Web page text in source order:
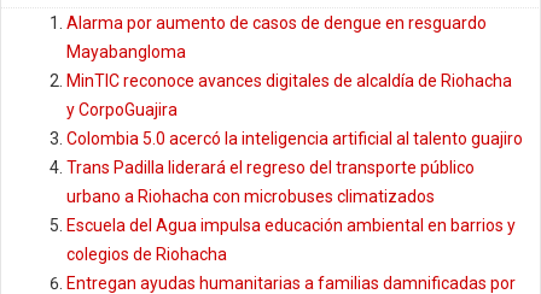
Alarma por aumento de casos de dengue en resguardo
Mayabangloma
MinTIC reconoce avances digitales de alcaldía de Riohacha
y CorpoGuajira
Colombia 5.0 acercó la inteligencia artificial al talento guajiro
Trans Padilla liderará el regreso del transporte público
urbano a Riohacha con microbuses climatizados
Escuela del Agua impulsa educación ambiental en barrios y
colegios de Riohacha
Entregan ayudas humanitarias a familias damnificadas por